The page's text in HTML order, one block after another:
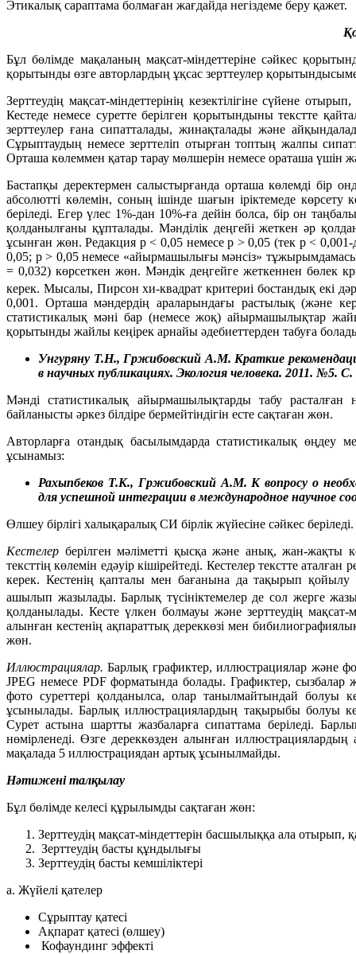
Этикалық сараптама болмаған жағдайда негіздеме беру қажет.
Бұл бөлімде мақаланың мақсат-міндеттеріне сәйкес
қорытынды өзге авторлардың ұқсас зерттеулер
Зерттеудің мақсат-міндеттерінің кезектілігіне сүйене
Кестеде немесе суретте берілген қорытындыны текстте
зерттеулер ғана сипатталады, жинақталады және
Сұрыптаудың немесе зерттеліп отырған топтың жалпы
Орташа көлеммен қатар тарау мөлшерін немесе ораташа үшін
Бастапқы деректермен салыстырғанда орташа көлемді бір
абсолютті көлемін, соның ішінде шағын іріктемеде
беріледі. Егер үлес 1%-дан 10%-ға дейін болса, бір он
қолданылғаны құпталады. Мәнділік деңгейі жеткен әр
ұсынған жөн. Редакция р < 0,05 немесе р > 0,05 (тек p <
0,05; р > 0,05 немесе «айырмашылығы мәнсіз»
= 0,032) көрсеткен жөн. Мәндік деңгейге жеткеннен бөлек
керек. Мысалы, Пирсон хи-квадрат критериі бостандық екі
0,001. Орташа мәндердің араларындағы растылық (және
статистикалық мәні бар (немесе жоқ) айырмашылықтар
қорытынды жайлы кеңірек арнайы әдебиеттерден табуға
Унгуряну Т.Н., Гржибовский А.М. Краткие
в научных публикациях. Экология человека. 2011. №5. С.
Мәнді статистикалық айырмашылықтарды табу
байланысты әркез білдіре бермейтіндігін есте сақтаған жөн.
Авторларға отандық басылымдарда статистикалық өңдеу
ұсынамыз:
Рахыпбеков Т.К., Гржибовский А.М. К вопросу о
для успешной интеграции в международное научное
Өлшеу бірлігі халықаралық СИ бірлік жүйесіне сәйкес беріледі.
Кестелер берілген мәліметті қысқа және анық, жан-жақты
тексттің көлемін едәуір кішірейтеді. Кестелер текстте
керек. Кестенің қапталы мен бағанына да тақырып қойылу
ашылып жазылады. Барлық түсініктемелер де сол жерге
қолданылады. Кесте үлкен болмауы және зерттеудің
алынған кестенің ақпараттық дереккөзі мен
жөн.
Иллюстрациялар. Барлық графиктер, иллюстрациялар және
JPEG немесе PDF фор­матында болады. Графиктер,
фото суреттері қолданылса, олар танылмайтындай болуы
ұсынылады. Барлық иллюстрациялардың тақырыбы болуы
Сурет астына шартты жазбаларға сипаттама беріледі.
нөмірленеді. Өзге дереккөзден алынған иллюстрациялардың
мақалада 5 иллюстрациядан артық ұсынылмайды.
Нәтижені талқылау
Бұл бөлімде келесі құрылымды сақтаған жөн:
Зерттеудің мақсат-міндеттерін басшылыққа ала отырып,
Зерттеудің басты құндылығы
Зерттеудің басты кемшіліктері
а. Жүйелі қателер
Сұрыптау қатесі
Ақпарат қатесі (өлшеу)
Кофаундинг эффекті